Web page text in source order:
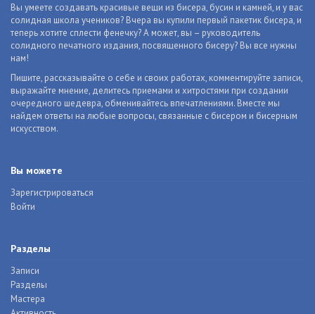
Вы умеете создавать красивые вещи из бисера, бусин и камней, и у вас
солидная школа учеников? Вчера вы купили первый пакетик бисера, и
теперь хотите сплести фенечку? А может, вы – руководитель
солидного печатного издания, посвященного бисеру? Вы все нужны
нам!
Пишите, рассказывайте о себе и своих работах, комментируйте записи,
выражайте мнение, делитесь приемами и хитростями при создании
очередного шедевра, обменивайтесь впечатлениями. Вместе мы
найдем ответы на любые вопросы, связанные с бисером и бисерным
искусством.
Вы можете
Зарегистрироваться
Войти
Разделы
Записи
Разделы
Мастера